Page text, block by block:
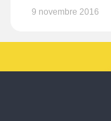
9 novembre 2016